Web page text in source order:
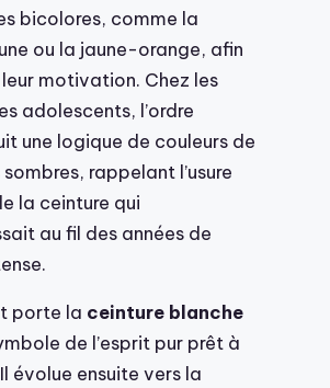
bicolores, comme la
ou la jaune-orange, afin
motivation. Chez les
adolescents, l’ordre
une logique de couleurs de
rappelant l’usure
la ceinture qui
au fil des années de
porte la ceinture blanche
de l’esprit pur prêt à
évolue ensuite vers la